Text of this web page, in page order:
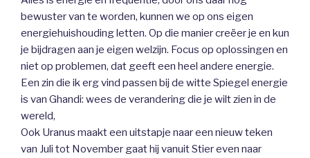
bewuster van te worden, kunnen we op ons eigen
energiehuishouding letten. Op die manier creëer je en kun
je bijdragen aan je eigen welzijn. Focus op oplossingen en
niet op problemen, dat geeft een heel andere energie.
Een zin die ik erg vind passen bij de witte Spiegel energie
is van Ghandi: wees de verandering die je wilt zien in de
wereld,
Ook Uranus maakt een uitstapje naar een nieuw teken
van Juli tot November gaat hij vanuit Stier even naar